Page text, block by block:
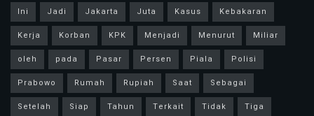
Ini
Jadi Jakarta Juta Kasus
Kebakaran
Kerja
Korban KPK Menjadi Menurut
Miliar
oleh
pada Pasar Persen Piala
Polisi
Prabowo
Rumah Rupiah Saat
Sebagai
Setelah
Siap Tahun Terkait Tidak Tiga